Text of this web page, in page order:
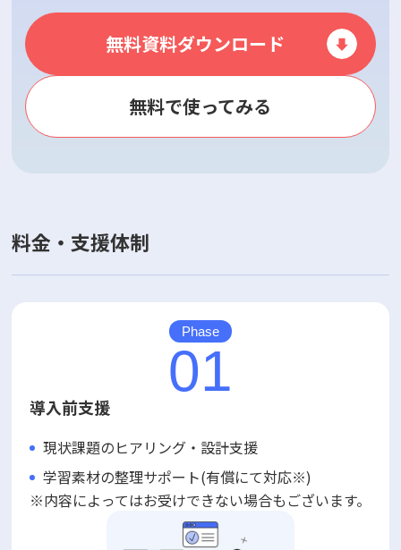
無料資料ダウンロード
無料で使ってみる
料金・支援体制
Phase
01
導入前支援
現状課題のヒアリング・設計支援
学習素材の整理サポート(有償にて対応※)
※内容によってはお受けできない場合もございます。